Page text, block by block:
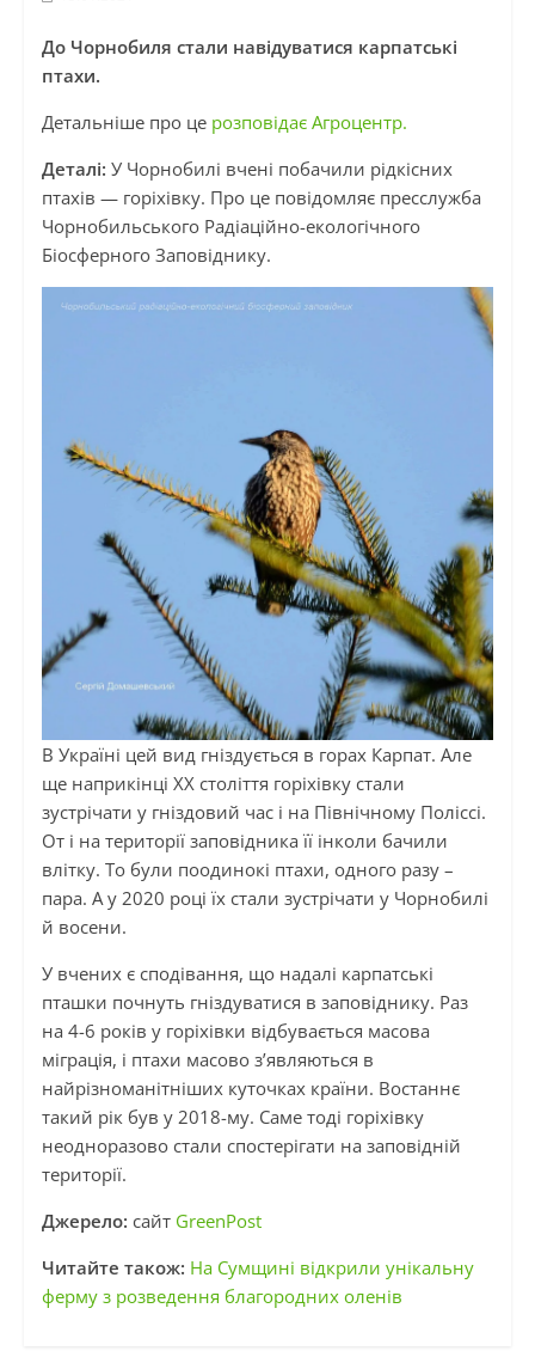
До Чорнобиля стали навідуватися карпатські
птахи.
Детальніше про це розповідає Агроцентр.
Деталі: У Чорнобилі вчені побачили рідкісних
птахів — горіхівку. Про це повідомляє пресслужба
Чорнобильського Радіаційно-екологічного
Біосферного Заповіднику.
В Україні цей вид гніздується в горах Карпат. Але
ще наприкінці XX століття горіхівку стали
зустрічати у гніздовий час і на Північному Поліссі.
От і на території заповідника її інколи бачили
влітку. То були поодинокі птахи, одного разу –
пара. А у 2020 році їх стали зустрічати у Чорнобилі
й восени.
У вчених є сподівання, що надалі карпатські
пташки почнуть гніздуватися в заповіднику. Раз
на 4-6 років у горіхівки відбувається масова
міграція, і птахи масово з’являються в
найрізноманітніших куточках країни. Востаннє
такий рік був у 2018-му. Саме тоді горіхівку
неодноразово стали спостерігати на заповідній
території.
Джерело: сайтGreenPost
Читайте також: На Сумщині відкрили унікальну
ферму з розведення благородних оленів